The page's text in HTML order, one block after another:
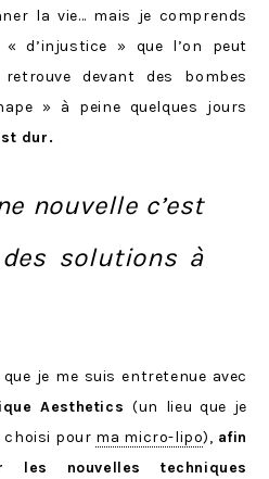
la vie… mais je comprends
d’injustice » que l’on peut
devant des bombes
» à peine quelques jours
dur.
nouvelle c’est
solutions à
je me suis entretenue avec
Aesthetics(un lieu que je
choisi pour ma micro-lipo), afin
nouvelles techniques